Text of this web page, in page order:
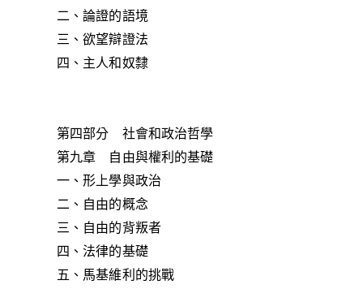
二、論證的語境
三、欲望辯證法
四、主人和奴隸
第四部分 社會和政治哲學
第九章 自由與權利的基礎
一、形上學與政治
二、自由的概念
三、自由的背叛者
四、法律的基礎
五、馬基維利的挑戰